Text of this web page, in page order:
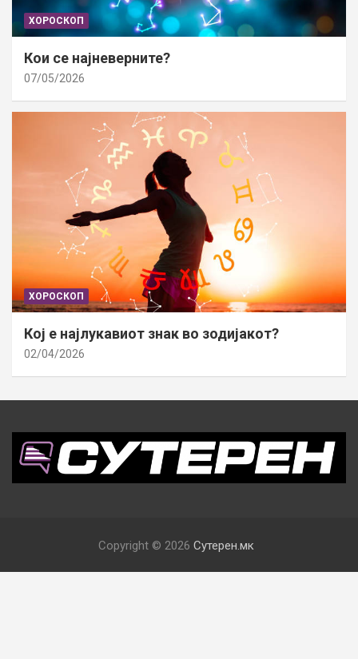
ХОРОСКОП
Кои се најневерните?
07/05/2026
ХОРОСКОП
Кој е најлукавиот знак во зодијакот?
02/04/2026
Copyright © 2026 Сутерен.мк